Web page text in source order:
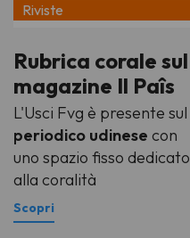
Rubrica corale sul
magazine Il Paîs
L'Usci Fvg è presente sul
periodico udinese con
uno spazio fisso dedicato
alla coralità
Riviste